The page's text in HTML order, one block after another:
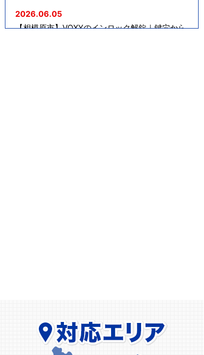
2026.06.05
【相模原市】VOXYのインロック解錠｜鍵穴から
2026.02.08
【川崎市】玄関ドアが勢いよく閉まる…原因はド
アクローザーの故障でした